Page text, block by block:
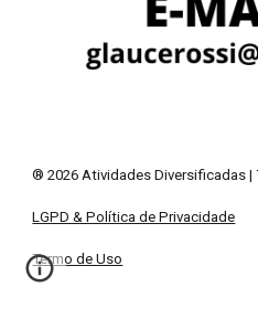
® 2026 Atividades Diversificadas
LGPD & Política de Privacidade
Termo de Uso